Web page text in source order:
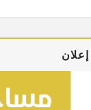
إعلان